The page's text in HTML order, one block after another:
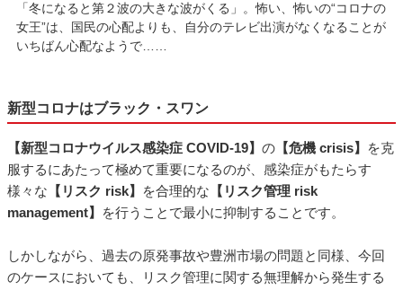
「冬になると第２波の大きな波がくる」。怖い、怖いの“コロナの
女王”は、国民の心配よりも、自分のテレビ出演がなくなることが
いちばん心配なようで……
新型コロナはブラック・スワン
【新型コロナウイルス感染症 COVID-19】 の 【危機 crisis】
を克
服するにあたって極めて重要になるのが、感染症がもたらす
様々な 【リスク risk】 を合理的な 【リスク管理 risk
management】
を行うことで最小に抑制することです。
しかしながら、過去の原発事故や豊洲市場の問題と同様、今回
のケースにおいても、リスク管理に関する無理解から発生する